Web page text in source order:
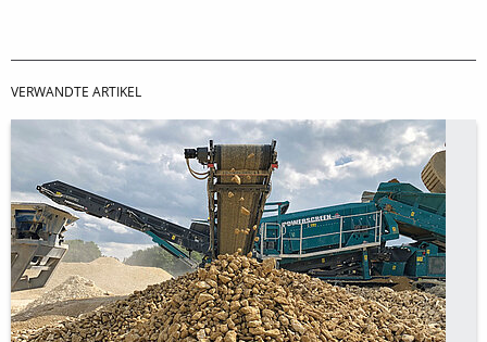
VERWANDTE ARTIKEL